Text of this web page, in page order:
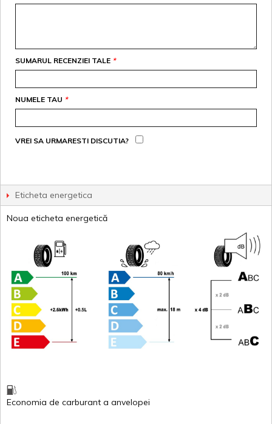
*
SUMARUL RECENZIEI TALE
*
NUMELE TAU
VREI SA URMARESTI DISCUTIA?
Eticheta energetica
Noua eticheta energetică
Economia de carburant a anvelopei